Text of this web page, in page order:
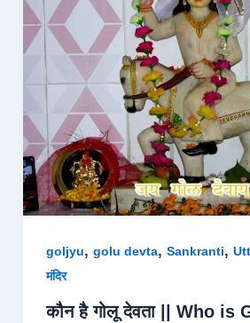
goljyu, golu devta, Sankranti,
मंदिर
कौन है गोलू देवता || Who is